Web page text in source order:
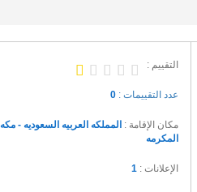
التقييم :
عدد التقييمات : 0
مكان الإقامة : المملكه العربيه السعوديه - مكه
المكرمه
الإعلانات : 1